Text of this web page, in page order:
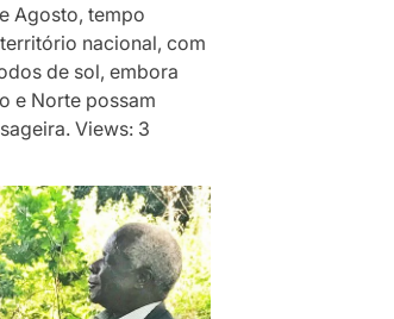
Agosto, tempo
nacional, com
de sol, embora
e Norte possam
Views: 3